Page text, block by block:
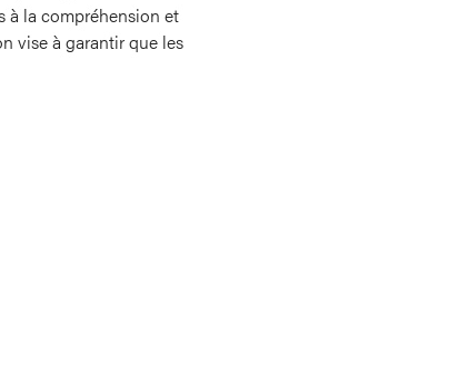
à la compréhension et
vise à garantir que les